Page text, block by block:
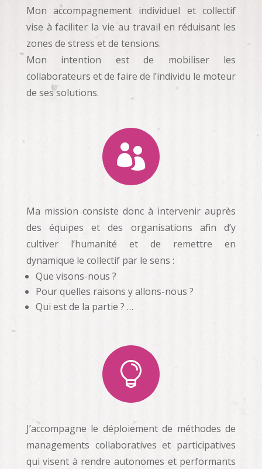
Mon accompagnement individuel et collectif
vise à faciliter la vie au travail en réduisant les
zones de stress et de tensions.
Mon intention est de mobiliser les
collaborateurs et de faire de l’individu le moteur
de ses solutions.

Ma mission consiste donc à intervenir auprès
des équipes et des organisations afin d’y
cultiver l’humanité et de remettre en
dynamique le collectif par le sens :
Que visons-nous ?
Pour quelles raisons y allons-nous ?
Qui est de la partie ? …

J’accompagne le déploiement de méthodes de
managements collaboratives et participatives
qui visent à rendre autonomes et performants